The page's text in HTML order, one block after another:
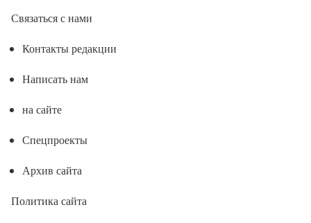
Связаться с нами
Контакты редакции
Написать нам
на сайте
Спецпроекты
Архив сайта
Политика сайта